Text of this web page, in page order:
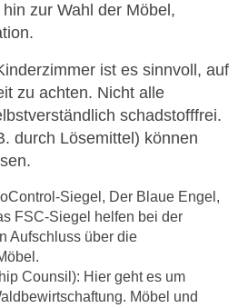
zur Wahl der Möbel,
ist es sinnvoll, auf
zu achten. Nicht alle
schadstofffrei.
durch Lösemittel) können
Siegel, Der Blaue Engel,
FSC-Siegel helfen bei der
Aufschluss über die
Counsil): Hier geht es um
Möbel und